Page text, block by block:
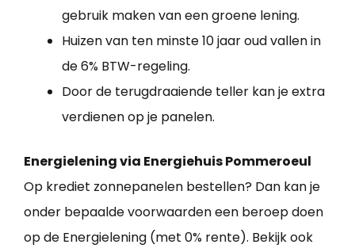
gebruik maken van een groene lening.
Huizen van ten minste 10 jaar oud vallen in
de 6% BTW-regeling.
Door de terugdraaiende teller kan je extra
verdienen op je panelen.
Energielening via Energiehuis Pommeroeul
Op krediet zonnepanelen bestellen? Dan kan je
onder bepaalde voorwaarden een beroep doen
op de Energielening (met 0% rente). Bekijk ook